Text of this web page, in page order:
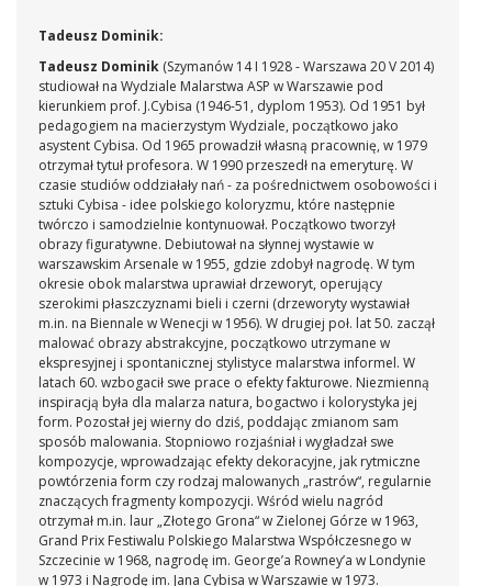
Tadeusz Dominik:
Tadeusz Dominik (Szymanów 14 I 1928 - Warszawa 20 V 2014)
studiował na Wydziale Malarstwa ASP w Warszawie pod
kierunkiem prof. J.Cybisa (1946-51, dyplom 1953). Od 1951 był
pedagogiem na macierzystym Wydziale, początkowo jako
asystent Cybisa. Od 1965 prowadził własną pracownię, w 1979
otrzymał tytuł profesora. W 1990 przeszedł na emeryturę. W
czasie studiów oddziałały nań - za pośrednictwem osobowości i
sztuki Cybisa - idee polskiego koloryzmu, które następnie
twórczo i samodzielnie kontynuował. Początkowo tworzył
obrazy figuratywne. Debiutował na słynnej wystawie w
warszawskim Arsenale w 1955, gdzie zdobył nagrodę. W tym
okresie obok malarstwa uprawiał drzeworyt, operujący
szerokimi płaszczyznami bieli i czerni (drzeworyty wystawiał
m.in. na Biennale w Wenecji w 1956). W drugiej poł. lat 50. zaczął
malować obrazy abstrakcyjne, początkowo utrzymane w
ekspresyjnej i spontanicznej stylistyce malarstwa informel. W
latach 60. wzbogacił swe prace o efekty fakturowe. Niezmienną
inspiracją była dla malarza natura, bogactwo i kolorystyka jej
form. Pozostał jej wierny do dziś, poddając zmianom sam
sposób malowania. Stopniowo rozjaśniał i wygładzał swe
kompozycje, wprowadzając efekty dekoracyjne, jak rytmiczne
powtórzenia form czy rodzaj malowanych „rastrów“, regularnie
znaczących fragmenty kompozycji. Wśród wielu nagród
otrzymał m.in. laur „Złotego Grona“ w Zielonej Górze w 1963,
Grand Prix Festiwalu Polskiego Malarstwa Współczesnego w
Szczecinie w 1968, nagrodę im. George’a Rowney’a w Londynie
w 1973 i Nagrodę im. Jana Cybisa w Warszawie w 1973.